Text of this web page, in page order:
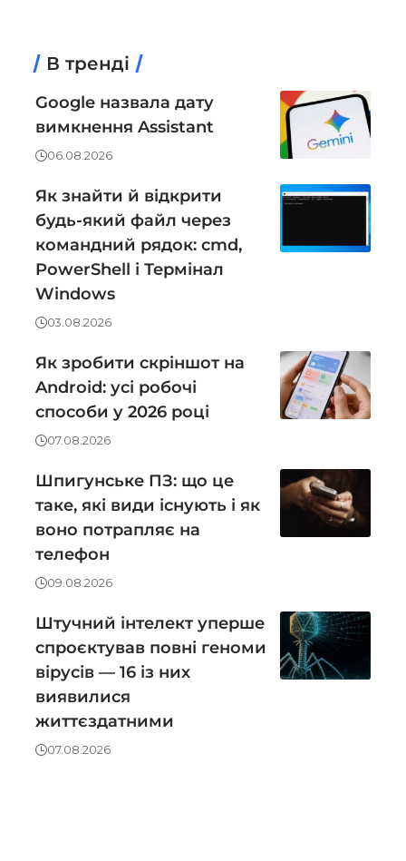
В тренді
Google назвала дату
вимкнення Assistant
06.08.2026
Як знайти й відкрити
будь-який файл через
командний рядок: cmd,
PowerShell і Термінал
Windows
03.08.2026
Як зробити скріншот на
Android: усі робочі
способи у 2026 році
07.08.2026
Шпигунське ПЗ: що це
таке, які види існують і як
воно потрапляє на
телефон
09.08.2026
Штучний інтелект уперше
спроєктував повні геноми
вірусів — 16 із них
виявилися
життєздатними
07.08.2026